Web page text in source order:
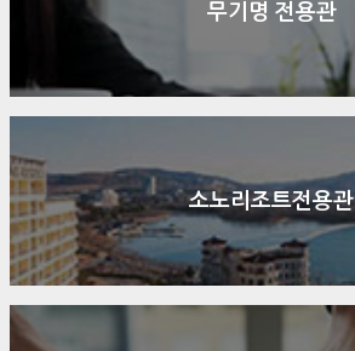
무기명 전용관
소노리조트전용관